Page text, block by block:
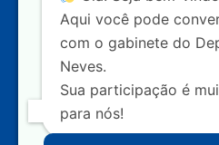
+55 (61) 3215-5964
+55 (31) 3261-0121
+55 (31) 97150-0834
Nossas redes
Aqui você pode
com o gabinete do
Neves.
Sua participação é
para nós!